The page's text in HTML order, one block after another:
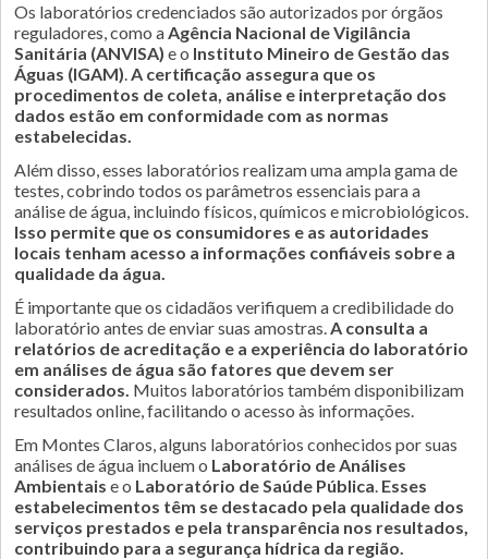
Os laboratórios credenciados são autorizados por órgãos
reguladores, como aAgência Nacional de Vigilância
Sanitária (ANVISA) e o Instituto Mineiro de Gestão das
Águas (IGAM).A certificação assegura que os
procedimentos de coleta, análise e interpretação dos
dados estão em conformidade com as normas
estabelecidas.
Além disso, esses laboratórios realizam uma ampla gama de
testes, cobrindo todos os parâmetros essenciais para a
análise de água, incluindo físicos, químicos e microbiológicos.
Isso permite que os consumidores e as autoridades
locais tenham acesso a informações confiáveis sobre a
qualidade da água.
É importante que os cidadãos verifiquem a credibilidade do
laboratório antes de enviar suas amostras.A consulta a
relatórios de acreditação e a experiência do laboratório
em análises de água são fatores que devem ser
considerados. Muitos laboratórios também disponibilizam
resultados online, facilitando o acesso às informações.
Em Montes Claros, alguns laboratórios conhecidos por suas
análises de água incluem o Laboratório de Análises
Ambientais e o Laboratório de Saúde Pública. Esses
estabelecimentos têm se destacado pela qualidade dos
serviços prestados e pela transparência nos resultados,
contribuindo para a segurança hídrica da região.